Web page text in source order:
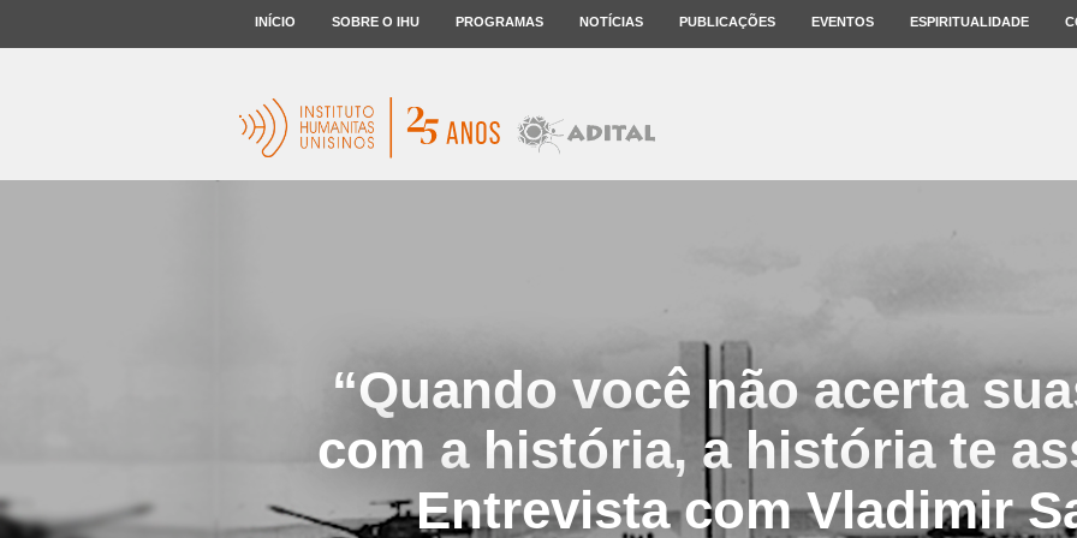
INÍCIO SOBRE O IHU PROGRAMAS NOTÍCIAS PUBLICAÇÕES EVENTOS ESPIRITUALIDADE
“Quando você não acerta
com a história, a história te
Entrevista com Vladimir